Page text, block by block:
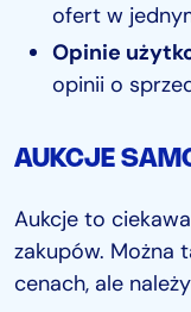
ofert w
Opinie
opinii o
AUKCJE
Aukcje to
zakupów. Można
cenach, ale